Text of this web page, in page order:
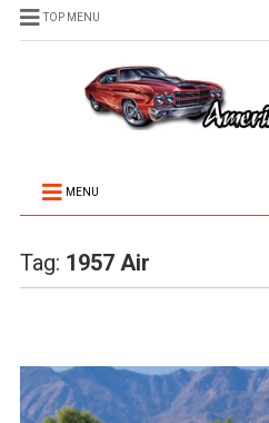
TOP MENU
MENU
Tag: 1957 Air